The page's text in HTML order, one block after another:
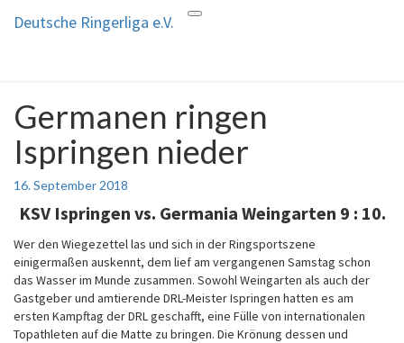
Toggle
Deutsche Ringerliga e.V.
Deutsche Ringerliga e.V.
Germanen
ringen
Ispringen
nieder
Germanen ringen
Ispringen nieder
16. September 2018
KSV Ispringen vs. Germania Weingarten 9 : 10.
Wer den Wiegezettel las und sich in der Ringsportszene
einigermaßen auskennt, dem lief am vergangenen Samstag schon
das Wasser im Munde zusammen. Sowohl Weingarten als auch der
Gastgeber und amtierende DRL-Meister Ispringen hatten es am
ersten Kampftag der DRL geschafft, eine Fülle von internationalen
Topathleten auf die Matte zu bringen. Die Krönung dessen und